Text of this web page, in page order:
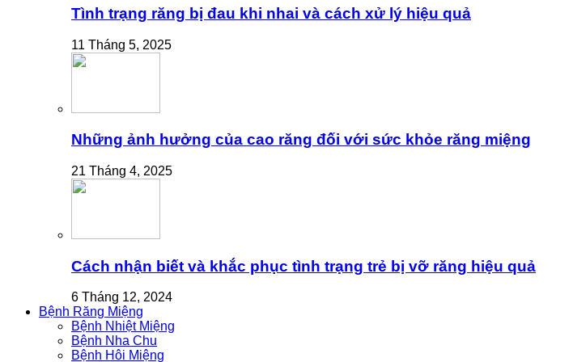
Tình trạng răng bị đau khi nhai và cách xử lý hiệu quả
11 Tháng 5, 2025
Những ảnh hưởng của cao răng đối với sức khỏe răng miệng
21 Tháng 4, 2025
Cách nhận biết và khắc phục tình trạng trẻ bị vỡ răng hiệu quả
6 Tháng 12, 2024
Bệnh Răng Miệng
Bệnh Nhiệt Miệng
Bệnh Nha Chu
Bệnh Hôi Miệng